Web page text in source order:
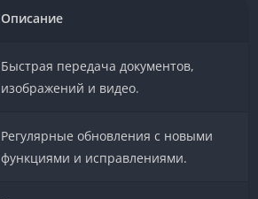
Описание
Быстрая передача документов,
изображений и видео.
Регулярные обновления с новыми
функциями и исправлениями.